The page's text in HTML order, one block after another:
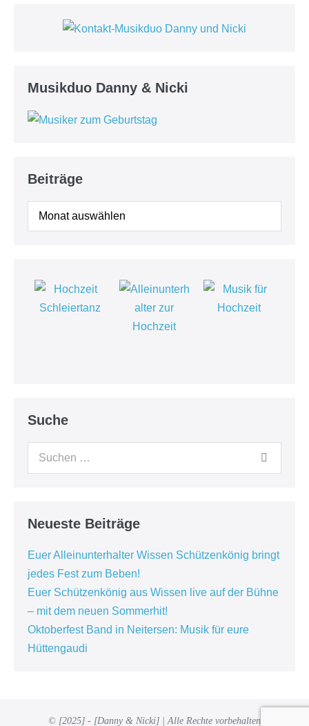
Musikduo Danny & Nicki
Beiträge
Beiträge
Suche
Suchen
Neueste Beiträge
Euer Alleinunterhalter Wissen Schützenkönig bringt
jedes Fest zum Beben!
Euer Schützenkönig aus Wissen live auf der Bühne
– mit dem neuen Sommerhit!
Oktoberfest Band in Neitersen: Musik für eure
Hüttengaudi
© [2025] - [Danny & Nicki] | Alle Rechte vorbehalten